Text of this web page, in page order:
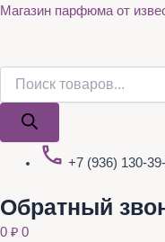
Перейти
Магазин парфюма от
Поиск
+7 (936) 130-
Обратный
0 ₽ 0
Поиск
Quantity